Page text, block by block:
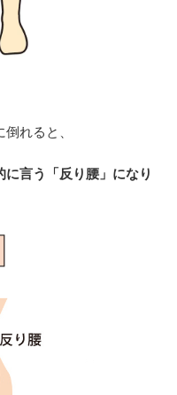
れると、
言う「反り腰」になり